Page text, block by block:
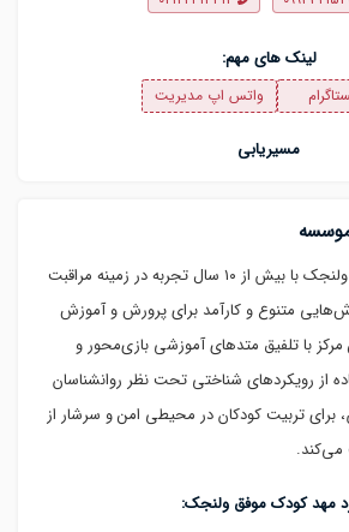
لینک های مهم:
واتس اپ مدیریت
مسیریابی
مهدکودک باغ کودک در ولنجک با بیش از ۱۰ سال تجربه در زمینه مراقبت
متنوع و کارآمد برای پرورش و آموزش
مرکز با تلفیق متدهای آموزشی بازی‌محور و
از رویکردهای شناختی تحت نظر روانشناسان
تربیت کودکان در محیطی امن و سرشار از
می‌کند.
مهد کودک موفق ولنجک: